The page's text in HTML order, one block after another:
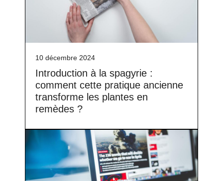
10 décembre 2024
Introduction à la spagyrie :
comment cette pratique ancienne
transforme les plantes en
remèdes ?